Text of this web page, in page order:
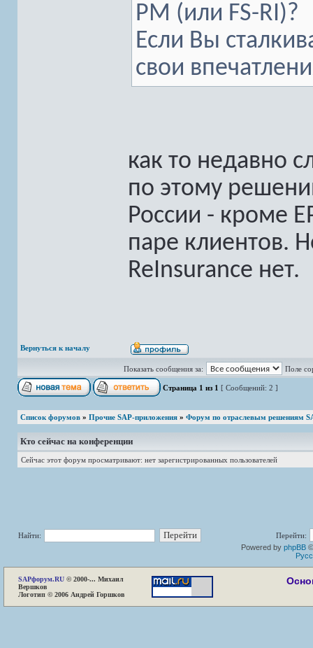
PM (или FS-RI)?
Если Вы
свои
как то недавно
по этому
России - кроме
паре клиентов.
ReInsurance нет.
Вернуться к началу
Показать сообщения за: Поле
Страница 1 из 1 [ Сообщений: 2 ]
Список форумов » Прочие SAP-приложения » Форум по отраслевым решениям
Кто сейчас на конференции
Сейчас этот форум просматривают: нет зарегистрированных пользователей
Найти:
Перейти:
Powered by phpBB
SAPфорум.RU © 2000-... Михаил
Вершков
Логотип © 2006 Андрей Горшков